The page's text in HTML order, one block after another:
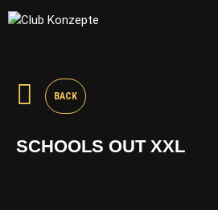
BACK
SCHOOLS OUT XXL